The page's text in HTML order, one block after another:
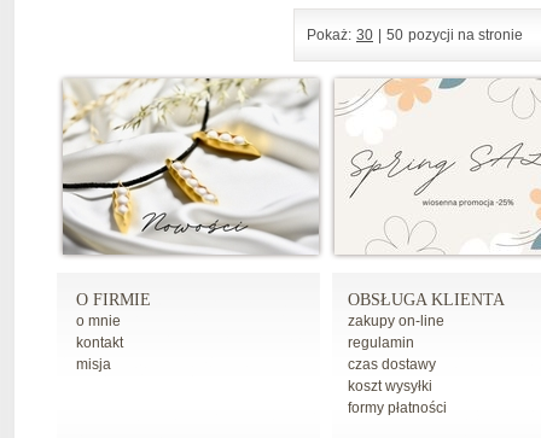
Pokaż: 30 50 pozycji na stronie
O FIRMIE
o mnie
kontakt
misja
OBSŁUGA KLIENTA
zakupy on-line
regulamin
czas dostawy
koszt wysyłki
formy płatności